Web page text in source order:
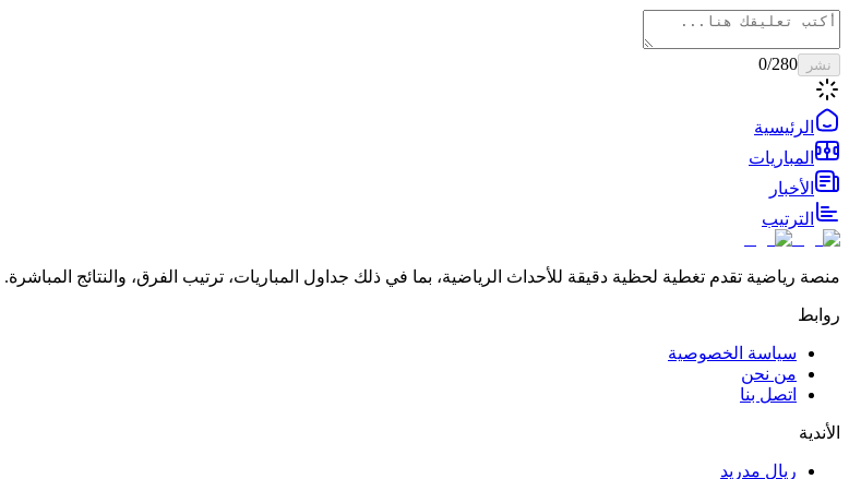
نشر 0/280
الرئيسية
المباريات
الأخبار
الترتيب
منصة رياضية تقدم تغطية لحظية دقيقة للأحداث الرياضية، بما في ذلك جداول المباريات، ترتيب الفرق، والنتائج
روابط
سياسة الخصوصية
من نحن
اتصل بنا
الأندية
ريال مدريد